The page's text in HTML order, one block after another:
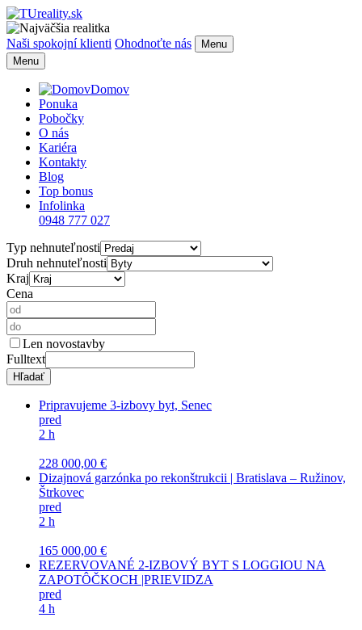
Naši spokojní klienti Ohodnoťte nás
Menu
Menu
Domov
Ponuka
Pobočky
O nás
Kariéra
Kontakty
Blog
Top bonus
Infolinka
0948 777 027
Typ nehnuteľnosti
Druh nehnuteľnosti
Kraj
Cena
Len novostavby
Fulltext
Pripravujeme 3-izbovy byt, Senec
pred
2 h
228 000,00 €
Dizajnová garzónka po rekonštrukcii | Bratislava – Ružinov,
Štrkovec
pred
2 h
165 000,00 €
REZERVOVANÉ 2-IZBOVÝ BYT S LOGGIOU NA
ZAPOTÔČKOCH |PRIEVIDZA
pred
4 h